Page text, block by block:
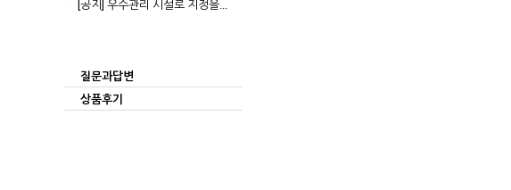
[공지] 우수관리 시설로 지정을...
질문과답변
상품후기